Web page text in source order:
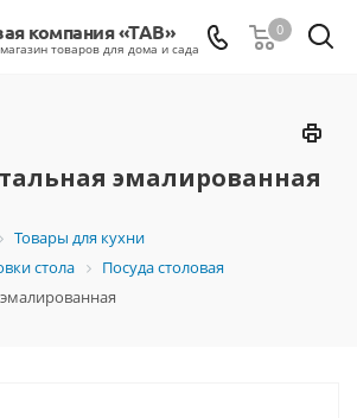
0
эмалированная
Товары для кухни
стола
Посуда столовая